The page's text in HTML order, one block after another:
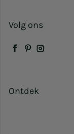
Volg ons
Facebook
Pinterest
Instagram
Ontdek